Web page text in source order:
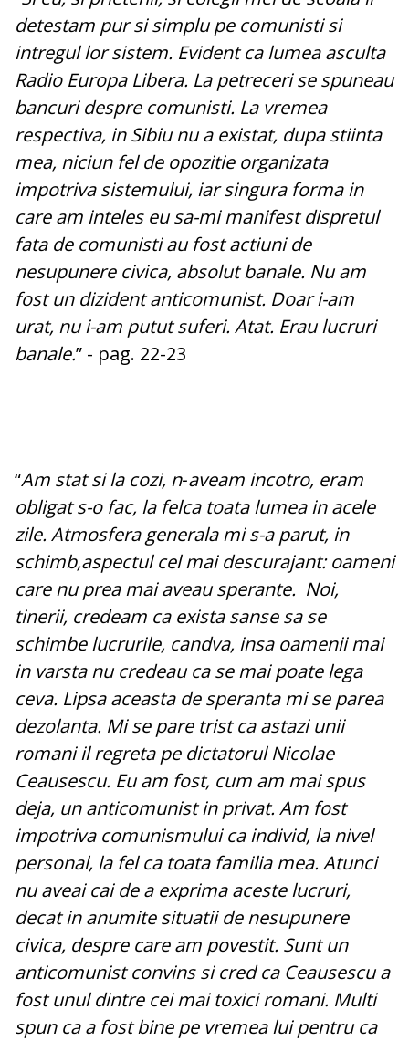
detestam pur si simplu pe comunisti si
intregul lor sistem. Evident ca lumea asculta
Radio Europa Libera. La petreceri se spuneau
bancuri despre comunisti. La vremea
respectiva, in Sibiu nu a existat, dupa stiinta
mea, niciun fel de opozitie organizata
impotriva sistemului, iar singura forma in
care am inteles eu sa-mi manifest dispretul
fata de comunisti au fost actiuni de
nesupunere civica, absolut banale. Nu am
fost un dizident anticomunist. Doar i-am
urat, nu i-am putut suferi. Atat. Erau lucruri
banale.” - pag. 22-23
“Am stat si la cozi, n‑aveam incotro, eram
obligat s-o fac, la felca toata lumea in acele
zile. Atmosfera generala mi s-a parut, in
schimb,aspectul cel mai descurajant: oameni
care nu prea mai aveau sperante. Noi,
tinerii, credeam ca exista sanse sa se
schimbe lucrurile, candva, insa oamenii mai
in varsta nu credeau ca se mai poate lega
ceva. Lipsa aceasta de speranta mi se parea
dezolanta. Mi se pare trist ca astazi unii
romani il regreta pe dictatorul Nicolae
Ceausescu. Eu am fost, cum am mai spus
deja, un anticomunist in privat. Am fost
impotriva comunismului ca individ, la nivel
personal, la fel ca toata familia mea. Atunci
nu aveai cai de a exprima aceste lucruri,
decat in anumite situatii de nesupunere
civica, despre care am povestit. Sunt un
anticomunist convins si cred ca Ceausescu a
fost unul dintre cei mai toxici romani. Multi
spun ca a fost bine pe vremea lui pentru ca